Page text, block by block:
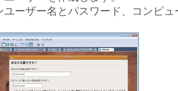
ユーザー名とパスワード、コンピ